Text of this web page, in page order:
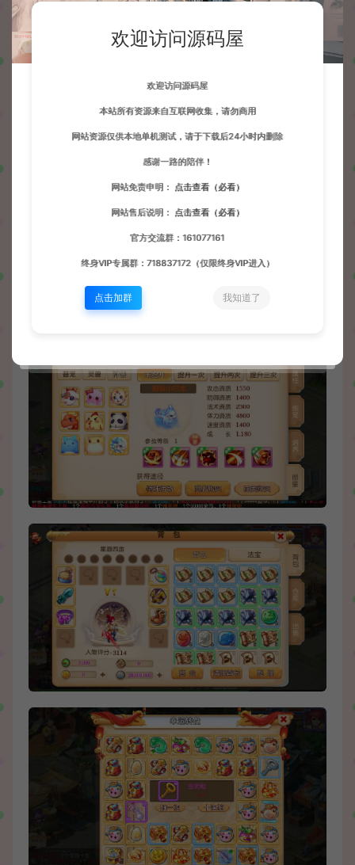
欢迎访问源码屋
欢迎访问源码屋
本站所有资源来自互联网收集，请勿商用
网站资源仅供本地单机测试，请于下载后24小时内删除
感谢一路的陪伴！
网站免责申明： 点击查看（必看）
网站售后说明： 点击查看（必看）
官方交流群：161077161
终身VIP专属群：718837172（仅限终身VIP进入）
点击加群 我知道了